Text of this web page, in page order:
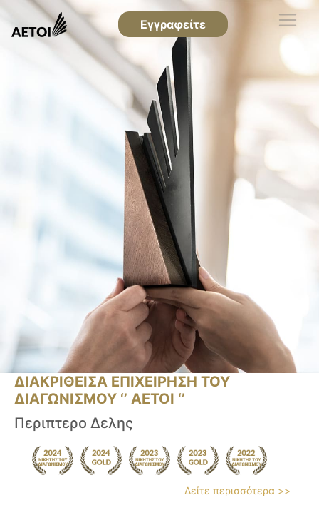
Εγγραφείτε
ΔΙΑΚΡΙΘΕΙΣΑ ΕΠΙΧΕΙΡΗΣΗ ΤΟΥ
ΔΙΑΓΩΝΙΣΜΟΥ ‘’ ΑΕΤΟΙ ‘’
Περιπτερο Δελης
Δείτε περισσότερα >>